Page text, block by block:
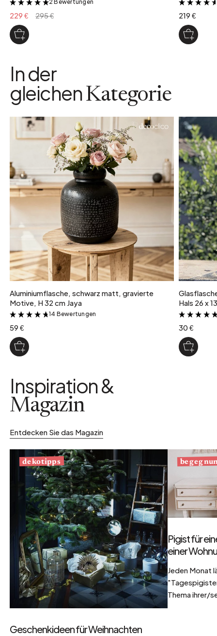
&
2 Bewertungen
229 € 295 € 219 €
In der
gleichenKategorie
Aluminiumflasche, schwarz matt, gravierte
Motive, H 32 cm Jaya
&
14 Bewertungen
59 €
Hals 26 x
30 €
Inspiration &
Magazin
Entdecken Sie das Magazin
dekotipps
Geschenkideen für Weihnachten
Pigist für
einer
Jeden Monat
Thema ihrer/